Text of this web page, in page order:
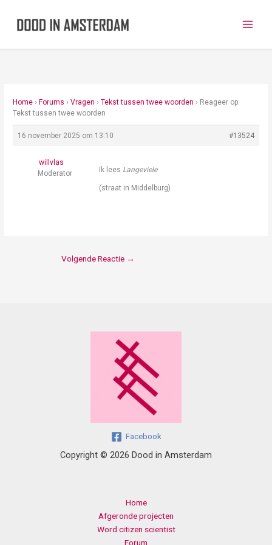
Home › Forums › Vragen › Tekst tussen twee woorden › Reageer op:
Tekst tussen twee woorden
16 november 2025 om 13:10 #13524
willvlas
Moderator
Ik lees Langeviele
(straat in Middelburg)
Volgende Reactie →
Facebook
Copyright © 2026 Dood in Amsterdam
Home
Afgeronde projecten
Word citizen scientist
Forum